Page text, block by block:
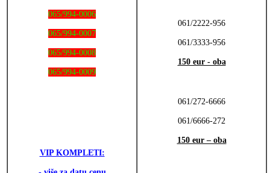
065/994-0006
065/994-0007
065/994-0008
065/994-0009
VIP KOMPLETI:
061/2222-956
061/3333-956
150 eur - oba
061/272-6666
061/6666-272
150 eur – oba